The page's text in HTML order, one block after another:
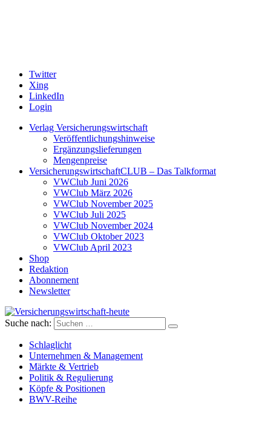
Twitter
Xing
LinkedIn
Login
Verlag Versicherungswirtschaft
Veröffentlichungshinweise
Ergänzungslieferungen
Mengenpreise
VersicherungswirtschaftCLUB – Das Talkformat
VWClub Juni 2026
VWClub März 2026
VWClub November 2025
VWClub Juli 2025
VWClub November 2024
VWClub Oktober 2023
VWClub April 2023
Shop
Redaktion
Abonnement
Newsletter
Versicherungswirtschaft-heute
Suche nach:
Schlaglicht
Unternehmen & Management
Märkte & Vertrieb
Politik & Regulierung
Köpfe & Positionen
BWV-Reihe